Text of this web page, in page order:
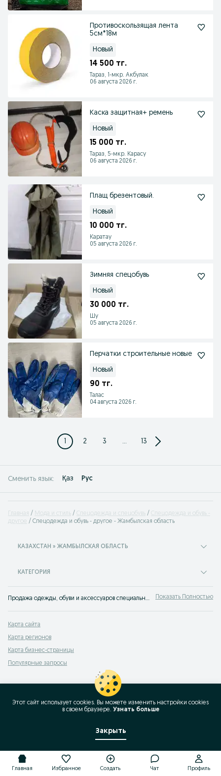
Противоскользящая лента
5см*18м
Новый
14 500 тг.
Тараз, 1-мкр. Акбулак
06 августа 2026 г.
Каска защитная+ ремень
Новый
15 000 тг.
Тараз, 5-мкр. Карасу
06 августа 2026 г.
Плащ брезентовый.
Новый
10 000 тг.
Каратау
05 августа 2026 г.
Зимняя спецобувь
Новый
30 000 тг.
Шу
05 августа 2026 г.
Перчатки строительные новые
Новый
90 тг.
Талас
04 августа 2026 г.
1 2 3 ... 13
Сменить язык: Қаз Рус
Главная Мода и стиль Спецодежда и спецобувь
Спецодежда и обувь -
другое
Спецодежда и обувь - другое - Жамбылская область
КАЗАХСТАН » ЖАМБЫЛСКАЯ ОБЛАСТЬ
КАТЕГОРИЯ
Продажа одежды, обуви и аксессуаров специального назначения Жамбылская область ▶️ Большой выбор моделей и размеров по доступной цене ☝ Заказывайте на OLX.kz! Показать Полностью
Карта сайта
Карта регионов
Карта бизнес-страницы
Популярные запросы
Главная Избранное Создать Чат Профиль
Этот сайт использует cookies. Вы можете изменить настройки cookies
в своeм браузере. Узнать больше
Закрыть